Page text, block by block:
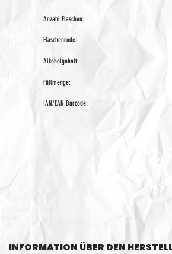
Anzahl Flaschen:
Flaschencode:
Alkoholgehalt:
Füllmenge:
IAN/EAN Barcode:
INFORMATION ÜBER DEN